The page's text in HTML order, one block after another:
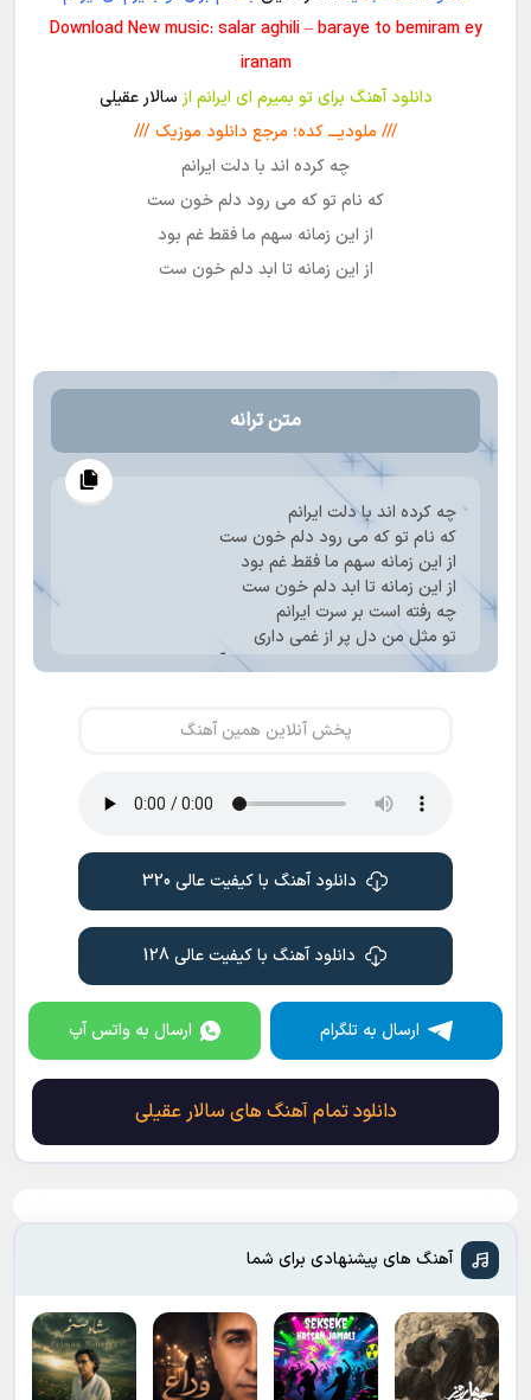
Download New music: salar aghili – baraye to bemiram ey
iranam
دانلود آهنگ برای تو بمیرم ای ایرانم از سالار عقیلی
/// ملودیـــ کده؛ مرجع دانلود موزیک ///
چه کرده اند با دلت ایرانم
که نام تو که می رود دلم خون ست
از این زمانه سهم ما فقط غم بود
از این زمانه تا ابد دلم خون ست
متن ترانه
چه کرده اند با دلت ایرانم
که نام تو که می رود دلم خون ست
از این زمانه سهم ما فقط غم بود
از این زمانه تا ابد دلم خون ست
چه رفته است بر سرت ایرانم
تو مثل من دل پر از غمی داری
که خواب خوش به چشم مان نمی آید
که بیش از این غم تو را نبینم من
چه مردمان عاشقی که جان دادند
چه سینه ها که سوخت و چه خانه هایی
خرابه شد به خاطر آبادی
گلوله عشق را ز پا نیاندازد
به عشق تو هزار بار می میریم
اگرچه رود خون به پا شود از ما
به شوق تو دوباره جان می گیریم
که بیش از این غم تو را نبینم من
بگیر جان مانده ی مرا ای جان
که درد و ماتم تو را نبینم من
پخش آنلاین همین آهنگ
دانلود آهنگ با کیفیت عالی 320
دانلود آهنگ با کیفیت عالی 128
ارسال به تلگرام ارسال به واتس آپ
دانلود تمام آهنگ های سالار عقیلی
آهنگ های پیشنهادی برای شما